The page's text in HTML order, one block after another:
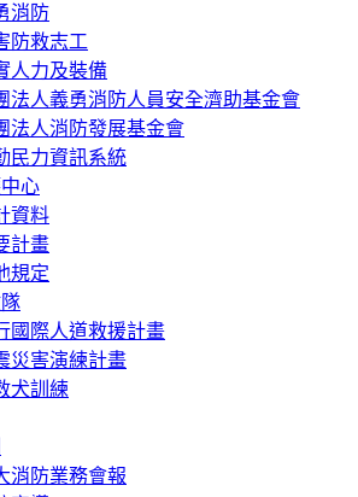
消防
防救志工
人力及裝備
法人義勇消防人員安全濟助基金會
法人消防發展基金會
民力資訊系統
心
資料
計畫
規定
國際人道救援計畫
災害演練計畫
犬訓練
消防業務會報